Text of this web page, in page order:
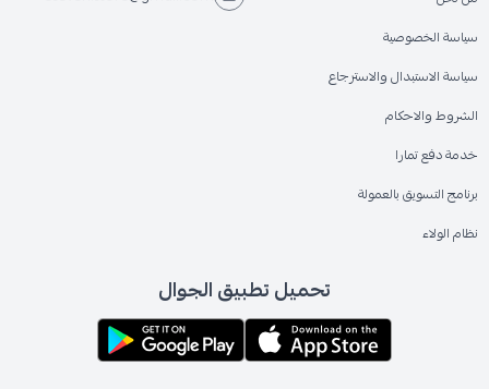
سياسة الخصوصية
سياسة الاستبدال والاسترجاع
الشروط والاحكام
خدمة دفع تمارا
برنامج التسويق بالعمولة
نظام الولاء
تحميل تطبيق الجوال